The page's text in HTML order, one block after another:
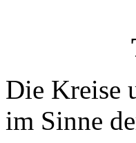
Die Kreise
im Sinne